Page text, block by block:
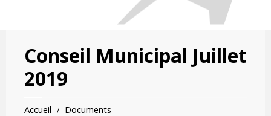
Conseil Municipal Juillet
2019
Accueil / Documents